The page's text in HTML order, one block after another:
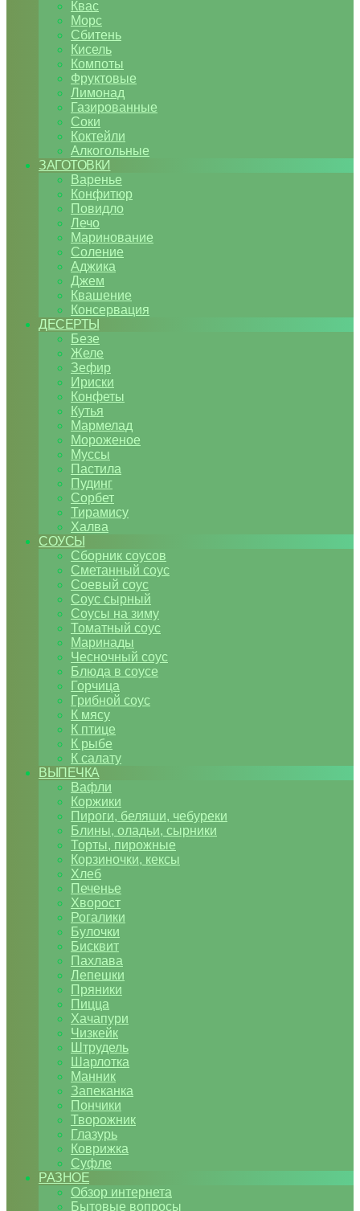
Квас
Морс
Сбитень
Кисель
Компоты
Фруктовые
Лимонад
Газированные
Соки
Коктейли
Алкогольные
ЗАГОТОВКИ
Варенье
Конфитюр
Повидло
Лечо
Маринование
Соление
Аджика
Джем
Квашение
Консервация
ДЕСЕРТЫ
Безе
Желе
Зефир
Ириски
Конфеты
Кутья
Мармелад
Мороженое
Муссы
Пастила
Пудинг
Сорбет
Тирамису
Халва
СОУСЫ
Сборник соусов
Сметанный соус
Соевый соус
Соус сырный
Соусы на зиму
Томатный соус
Маринады
Чесночный соус
Блюда в соусе
Горчица
Грибной соус
К мясу
К птице
К рыбе
К салату
ВЫПЕЧКА
Вафли
Коржики
Пироги, беляши, чебуреки
Блины, оладьи, сырники
Торты, пирожные
Корзиночки, кексы
Хлеб
Печенье
Хворост
Рогалики
Булочки
Бисквит
Пахлава
Лепешки
Пряники
Пицца
Хачапури
Чизкейк
Штрудель
Шарлотка
Манник
Запеканка
Пончики
Творожник
Глазурь
Коврижка
Суфле
РАЗНОЕ
Обзор интернета
Бытовые вопросы